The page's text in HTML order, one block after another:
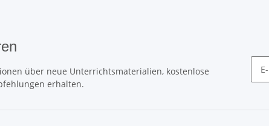
über neue Unterrichtsmaterialien, kostenlose
erhalten.